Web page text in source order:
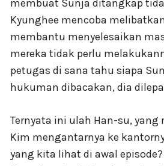
membuat Sunja ditangkap
Kyunghee mencoba
membantu menyelesaikan
mereka tidak perlu
petugas di sana tahu siapa
hukuman dibacakan, dia
Ternyata ini ulah Han-su, yang
Kim mengantarnya ke
yang kita lihat di awal